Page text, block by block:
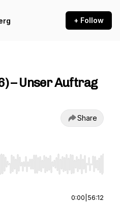
+ Follow
– Unser Auftrag
Share
to seek, Home/End to jump
0:00 56:12